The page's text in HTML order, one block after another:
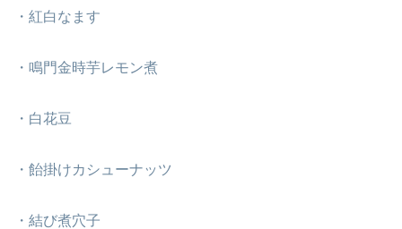
・紅白なます
・鳴門金時芋レモン煮
・白花豆
・飴掛けカシューナッツ
・結び煮穴子